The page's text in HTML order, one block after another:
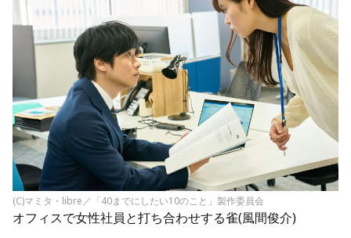
(C)マミタ・libre／「40までにしたい10のこと」製作委員会
オフィスで女性社員と打ち合わせする雀(風間俊介)